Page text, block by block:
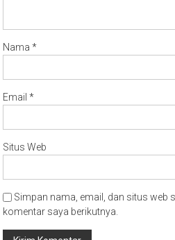
Nama*
Email*
Situs Web
Simpan nama, email, dan situs web
komentar saya berikutnya.